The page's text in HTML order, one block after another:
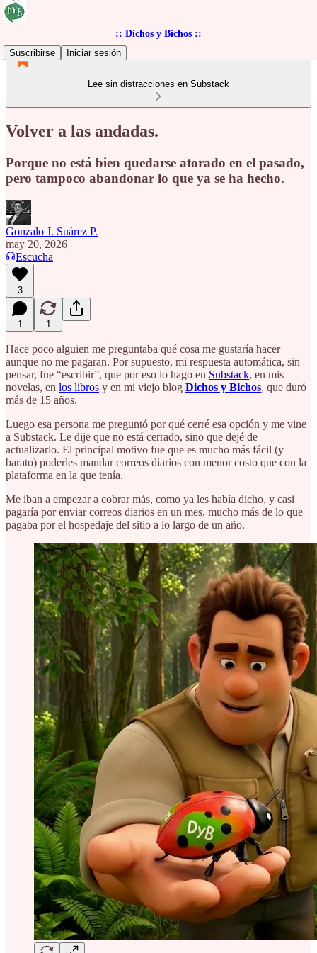
:: Dichos y Bichos ::
Suscribirse
Iniciar sesión
Lee sin distracciones en Substack
Volver a las andadas.
Porque no está bien quedarse atorado en el pasado,
pero tampoco abandonar lo que ya se ha hecho.
Gonzalo J. Suárez P.
may 20, 2026
Escucha
3
1 1
Hace poco alguien me preguntaba qué cosa me gustaría hacer
aunque no me pagaran. Por supuesto, mi respuesta automática, sin
pensar, fue “escribir”, que por eso lo hago en Substack, en mis
novelas, en los libros y en mi viejo blog Dichos y Bichos, que duró
más de 15 años.
Luego esa persona me preguntó por qué cerré esa opción y me vine
a Substack. Le dije que no está cerrado, sino que dejé de
actualizarlo. El principal motivo fue que es mucho más fácil (y
barato) poderles mandar correos diarios con menor costo que con la
plataforma en la que tenía.
Me iban a empezar a cobrar más, como ya les había dicho, y casi
pagaría por enviar correos diarios en un mes, mucho más de lo que
pagaba por el hospedaje del sitio a lo largo de un año.